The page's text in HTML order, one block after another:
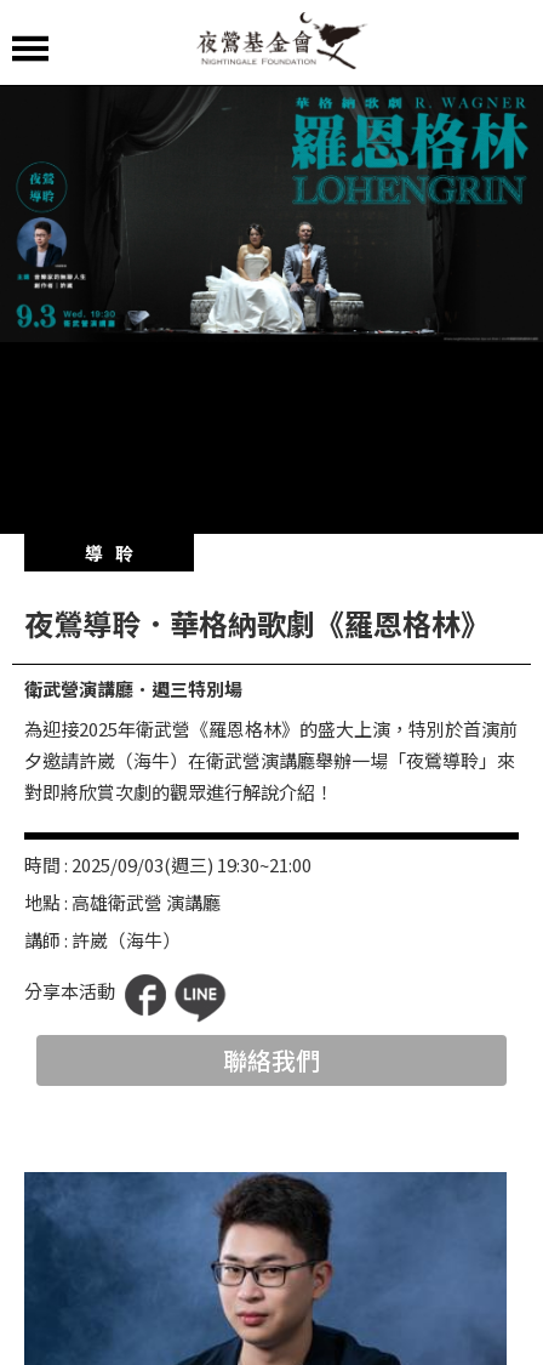
嚴
選
夜
鶯
導
華
納
圖
書
館
講
與
藝
術
家
夜
鶯
百
夜
鶯
出
導聆
夜鶯導聆．華格納歌劇《羅恩格林》
衛武營演講廳．週三特別場
為迎接2025年衛武營《羅恩格林》的盛大上演，特別於首演前
夕邀請許崴（海牛）在衛武營演講廳舉辦一場「夜鶯導聆」來
對即將欣賞次劇的觀眾進行解說介紹！
時間 : 2025/09/03(週三) 19:30~21:00
地點 : 高雄衛武營 演講廳
講師 : 許崴（海牛）
分享本活動
聯絡我們